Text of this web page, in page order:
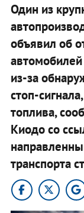
Один из
объявил об
из-за
стоп-
топлива,
Киодо со
транспорта